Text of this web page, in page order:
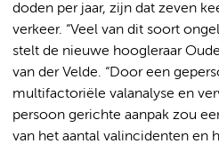
doden per jaar, zijn dat zeven
verkeer. “Veel van dit soort
stelt de nieuwe hoogleraar
van der Velde. “Door een
multifactoriële valanalyse en
persoon gerichte aanpak zou
van het aantal valincidenten en